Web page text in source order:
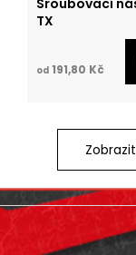
Šroubovací
TX
od 191,80 Kč
Z
á